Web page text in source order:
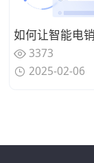
3373
2025-02-06